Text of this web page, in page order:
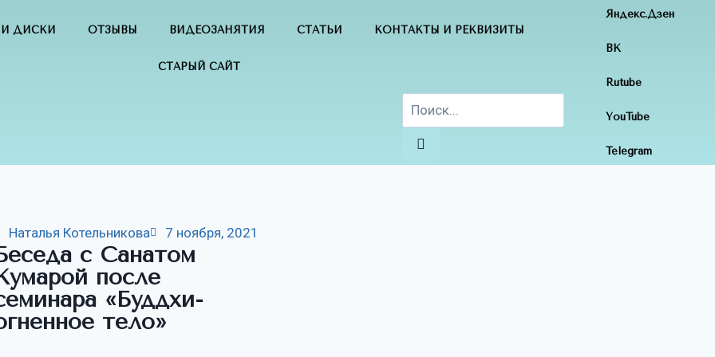
ДИСКИ ОТЗЫВЫ ВИДЕОЗАНЯТИЯ СТАТЬИ КОНТАКТЫ И РЕКВИЗИТЫ
СТАРЫЙ САЙТ
Яндекс.Дзен
ВК
Rutube
YouTube
Telegram
Наталья Котельникова 7 ноября, 2021
с Санатом
после
«Буддхи-
тело»